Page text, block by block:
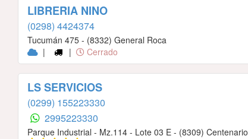
LIBRERIA NINO
(0298) 4424374
Tucumán 475 - (8332) General Roca
|
| Cerrado
LS SERVICIOS
(0299) 155223330
2995223330
Parque Industrial - Mz.114 - Lote 03 E - (8309) Centenario